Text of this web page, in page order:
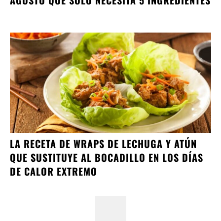
LA RECETA DE WRAPS DE LECHUGA Y ATÚN
QUE SUSTITUYE AL BOCADILLO EN LOS DÍAS
DE CALOR EXTREMO